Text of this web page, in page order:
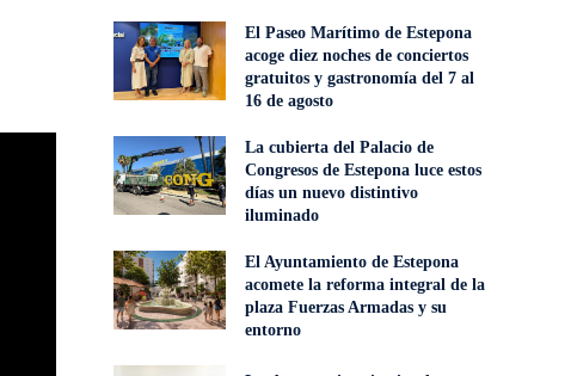
El Paseo Marítimo de Estepona
acoge diez noches de conciertos
gratuitos y gastronomía del 7 al
16 de agosto
La cubierta del Palacio de
Congresos de Estepona luce estos
días un nuevo distintivo
iluminado
El Ayuntamiento de Estepona
acomete la reforma integral de la
plaza Fuerzas Armadas y su
entorno